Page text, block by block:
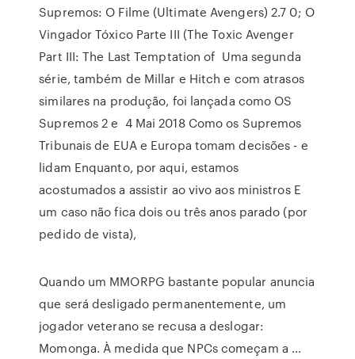
Supremos: O Filme (Ultimate Avengers) 2.7 0; O
Vingador Tóxico Parte III (The Toxic Avenger
Part III: The Last Temptation of Uma segunda
série, também de Millar e Hitch e com atrasos
similares na produção, foi lançada como OS
Supremos 2 e 4 Mai 2018 Como os Supremos
Tribunais de EUA e Europa tomam decisões - e
lidam Enquanto, por aqui, estamos
acostumados a assistir ao vivo aos ministros E
um caso não fica dois ou três anos parado (por
pedido de vista),
Quando um MMORPG bastante popular anuncia
que será desligado permanentemente, um
jogador veterano se recusa a deslogar:
Momonga. À medida que NPCs começam a …